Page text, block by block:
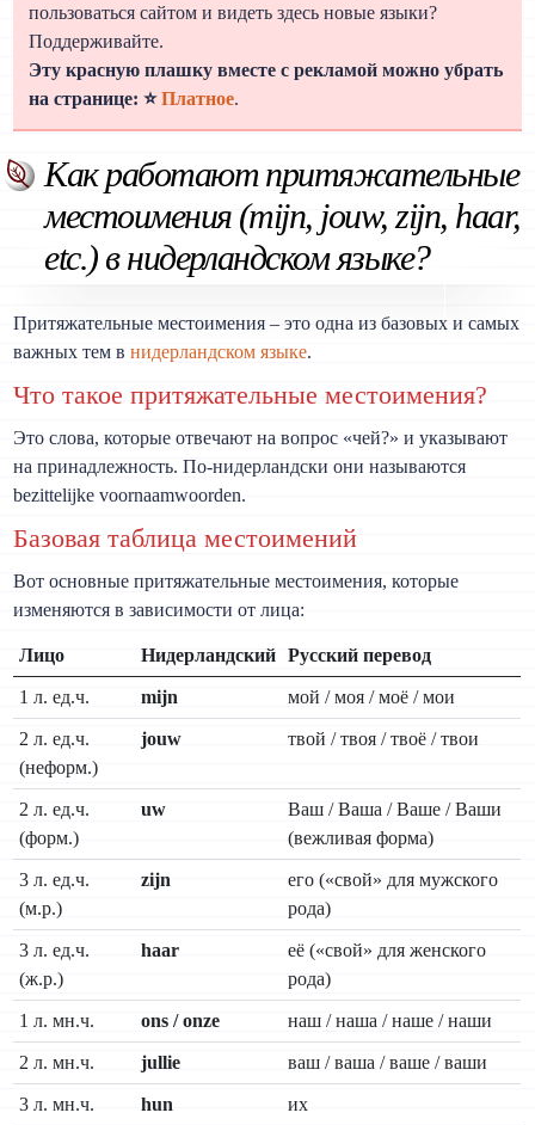
пользоваться сайтом и видеть здесь новые языки?
Поддерживайте.
Эту красную плашку вместе с рекламой можно убрать
на странице: ⭐Платное.
Как работают притяжательные
местоимения (mijn, jouw, zijn, haar,
etc.) в нидерландском языке?
Притяжательные местоимения – это одна из базовых и самых
важных тем внидерландском языке.
Что такое притяжательные местоимения?
Это слова, которые отвечают на вопрос «чей?» и указывают
на принадлежность. По-нидерландски они называются
bezittelijke voornaamwoorden.
Базовая таблица местоимений
Вот основные притяжательные местоимения, которые
изменяются в зависимости от лица:
Лицо Нидерландский Русский перевод
1 л. ед.ч. mijn мой / моя / моё / мои
2 л. ед.ч.
(неформ.)
jouw твой / твоя / твоё / твои
2 л. ед.ч.
(форм.)
uw
Ваш / Ваша / Ваше / Ваши
(вежливая форма)
3 л. ед.ч.
(м.р.)
zijn
его («свой» для мужского
рода)
3 л. ед.ч.
(ж.р.)
haar
её («свой» для женского
рода)
1 л. мн.ч. ons / onze наш / наша / наше / наши
2 л. мн.ч. jullie ваш / ваша / ваше / ваши
3 л. мн.ч. hun их